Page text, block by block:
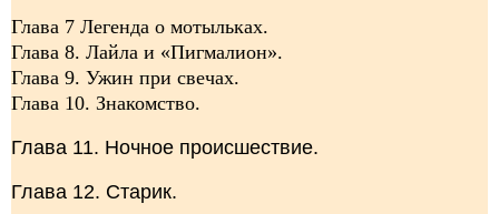
Глава 7 Легенда о мотыльках.
Глава 8. Лайла и «Пигмалион».
Глава 9. Ужин при свечах.
Глава 10. Знакомство.
Глава 11. Ночное происшествие.
Глава 12. Старик.